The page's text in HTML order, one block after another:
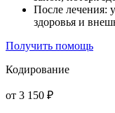
После лечения:
здоровья и
Получить помощь
Кодирование
от 3 150 ₽